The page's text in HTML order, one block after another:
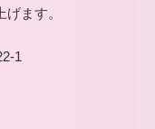
ます。
1